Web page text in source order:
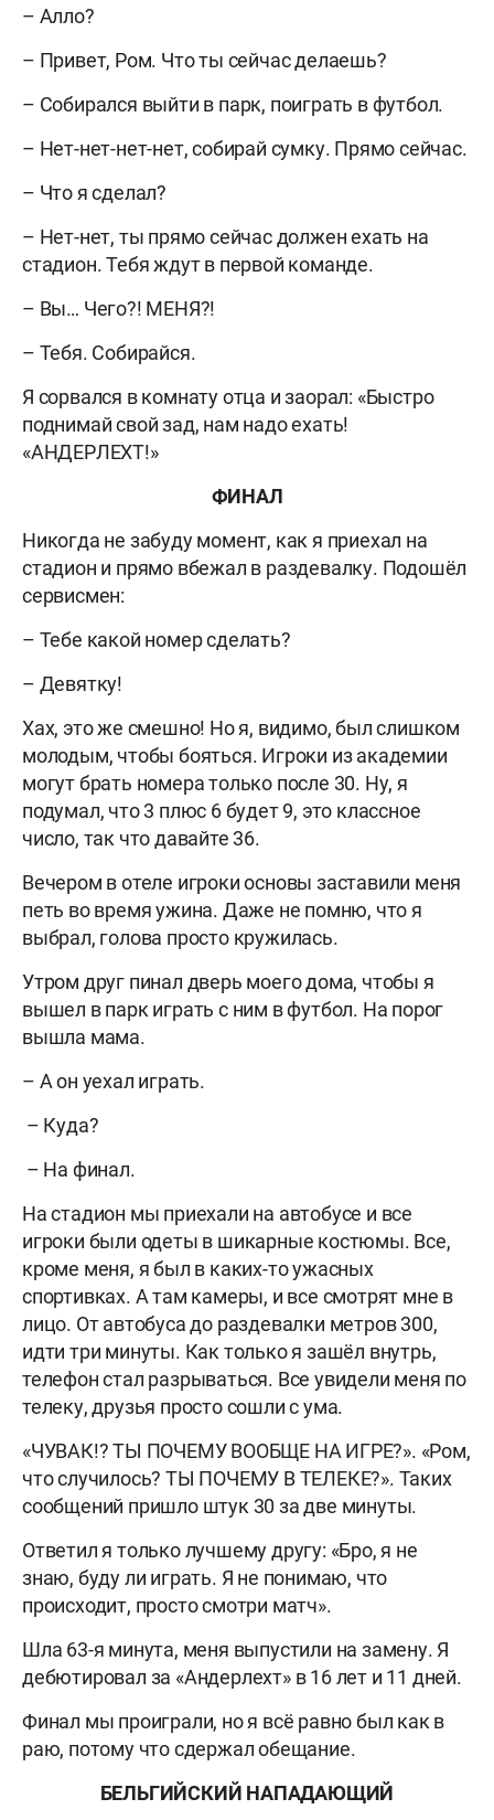
– Алло?
– Привет, Ром. Что ты сейчас делаешь?
– Собирался выйти в парк, поиграть в футбол.
– Нет-нет-нет-нет, собирай сумку. Прямо сейчас.
– Что я сделал?
– Нет-нет, ты прямо сейчас должен ехать на
стадион. Тебя ждут в первой команде.
– Вы… Чего?! МЕНЯ?!
– Тебя. Собирайся.
Я сорвался в комнату отца и заорал: «Быстро
поднимай свой зад, нам надо ехать!
«АНДЕРЛЕХТ!»
ФИНАЛ
Никогда не забуду момент, как я приехал на
стадион и прямо вбежал в раздевалку. Подошёл
сервисмен:
– Тебе какой номер сделать?
– Девятку!
Хах, это же смешно! Но я, видимо, был слишком
молодым, чтобы бояться. Игроки из академии
могут брать номера только после 30. Ну, я
подумал, что 3 плюс 6 будет 9, это классное
число, так что давайте 36.
Вечером в отеле игроки основы заставили меня
петь во время ужина. Даже не помню, что я
выбрал, голова просто кружилась.
Утром друг пинал дверь моего дома, чтобы я
вышел в парк играть с ним в футбол. На порог
вышла мама.
– А он уехал играть.
– Куда?
– На финал.
На стадион мы приехали на автобусе и все
игроки были одеты в шикарные костюмы. Все,
кроме меня, я был в каких-то ужасных
спортивках. А там камеры, и все смотрят мне в
лицо. От автобуса до раздевалки метров 300,
идти три минуты. Как только я зашёл внутрь,
телефон стал разрываться. Все увидели меня по
телеку, друзья просто сошли с ума.
«ЧУВАК!? ТЫ ПОЧЕМУ ВООБЩЕ НА ИГРЕ?». «Ром,
что случилось? ТЫ ПОЧЕМУ В ТЕЛЕКЕ?». Таких
сообщений пришло штук 30 за две минуты.
Ответил я только лучшему другу: «Бро, я не
знаю, буду ли играть. Я не понимаю, что
происходит, просто смотри матч».
Шла 63-я минута, меня выпустили на замену. Я
дебютировал за «Андерлехт» в 16 лет и 11 дней.
Финал мы проиграли, но я всё равно был как в
раю, потому что сдержал обещание.
БЕЛЬГИЙСКИЙ НАПАДАЮЩИЙ